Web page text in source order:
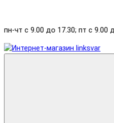
пн-чт с 9.00 до 17.30; пт с 9.00